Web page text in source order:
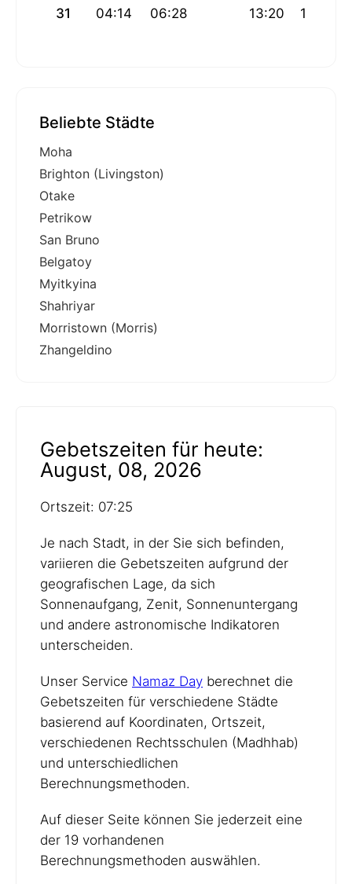
31 04:14 06:28 13:20 17:04
Beliebte Städte
Moha
Brighton (Livingston)
Otake
Petrikow
San Bruno
Belgatoy
Myitkyina
Shahriyar
Morristown (Morris)
Zhangeldino
Gebetszeiten für heute:
August, 08, 2026
Ortszeit: 07:25
Je nach Stadt, in der Sie sich befinden,
variieren die Gebetszeiten aufgrund der
geografischen Lage, da sich
Sonnenaufgang, Zenit, Sonnenuntergang
und andere astronomische Indikatoren
unterscheiden.
Unser Service Namaz Day berechnet die
Gebetszeiten für verschiedene Städte
basierend auf Koordinaten, Ortszeit,
verschiedenen Rechtsschulen (Madhhab)
und unterschiedlichen
Berechnungsmethoden.
Auf dieser Seite können Sie jederzeit eine
der 19 vorhandenen
Berechnungsmethoden auswählen.